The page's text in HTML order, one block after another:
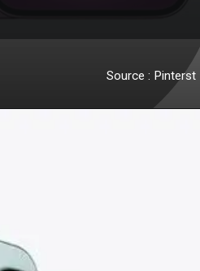
Source : Pinterst